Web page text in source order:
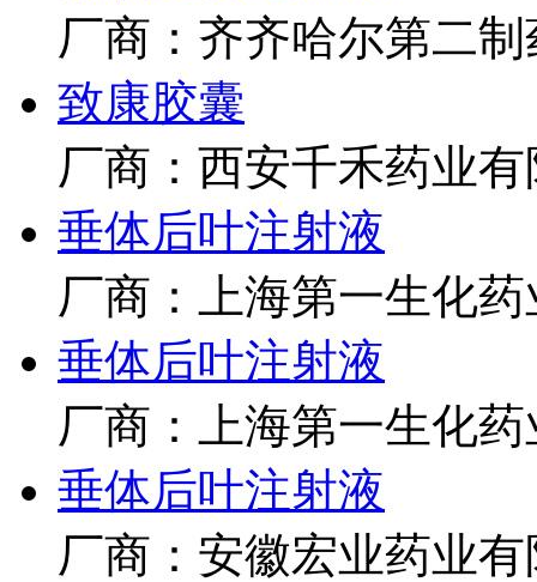
厂商：齐齐哈尔第二
致康胶囊
厂商：西安千禾药业
垂体后叶注射液
厂商：上海第一生化
垂体后叶注射液
厂商：上海第一生化
垂体后叶注射液
厂商：安徽宏业药业